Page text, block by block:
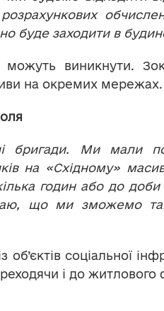
буде заходити в
виникнути.
на окремих мережах.
бригади. Ми мали
на «Східному»
годин або до
що ми зможемо
соціальної
і до житлового